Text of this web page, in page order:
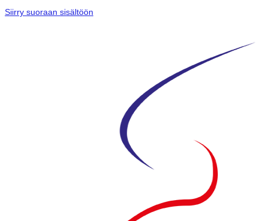
Siirry suoraan sisältöön